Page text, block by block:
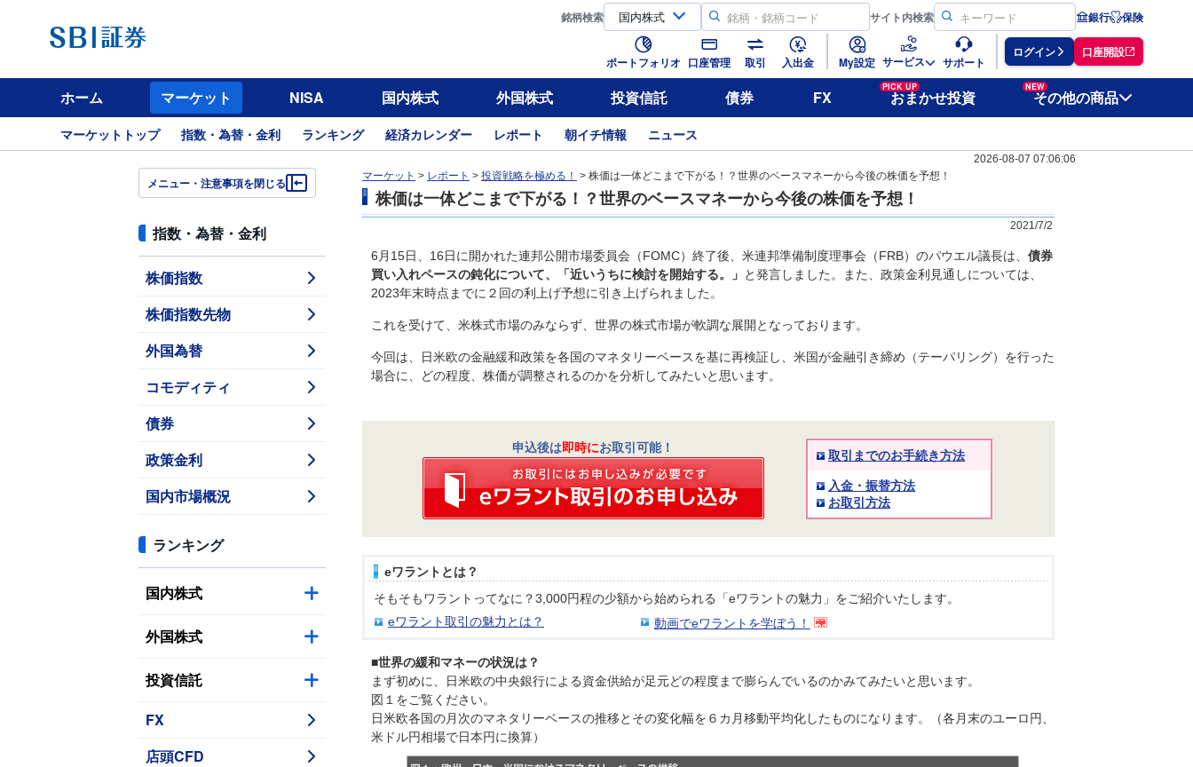
銘柄検索 サイト内検索 銀行 保険
ポートフォリオ 口座管理 取引 入出金 My設定 サービス サポート
ログイン 口座開設
ホーム マーケット NISA 国内株式 外国株式 投資信託 債券 FX
PICK UP
おまかせ投資
NEW
その他の商品
マーケットトップ 指数・為替・金利 ランキング 経済カレンダー レポート 朝イチ情報 ニュース
2026-08-07 07:06:06
メニュー・注意事項を閉じる
指数・為替・金利
株価指数
株価指数先物
外国為替
コモディティ
債券
政策金利
国内市場概況
ランキング
国内株式
外国株式
投資信託
FX
店頭CFD
マーケット > レポート > 投資戦略を極める！ > 株価は一体どこまで下がる！？世界のベースマネーから今後の株価を予想！
株価は一体どこまで下がる！？世界のベースマネーから今後の株価を予想！
2021/7/2
6月15日、16日に開かれた連邦公開市場委員会（FOMC）終了後、米連邦準備制度理事会（FRB）のパウエル議長は、 債券
買い入れペースの鈍化について、「近いうちに検討を開始する。」 と発言しました。また、政策金利見通しについては、
2023年末時点までに２回の利上げ予想に引き上げられました。
これを受けて、米株式市場のみならず、世界の株式市場が軟調な展開となっております。
今回は、日米欧の金融緩和政策を各国のマネタリーベースを基に再検証し、米国が金融引き締め（テーパリング）を行った
場合に、どの程度、株価が調整されるのかを分析してみたいと思います。
申込後は即時にお取引可能！
取引までのお手続き方法
入金・振替方法
お取引方法
eワラントとは？
そもそもワラントってなに？3,000円程の少額から始められる「eワラントの魅力」をご紹介いたします。
eワラント取引の魅力とは？
動画でeワラントを学ぼう！
■世界の緩和マネーの状況は？
まず初めに、日米欧の中央銀行による資金供給が足元どの程度まで膨らんでいるのかみてみたいと思います。
図１をご覧ください。
日米欧各国の月次のマネタリーベースの推移とその変化幅を６カ月移動平均化したものになります。（各月末のユーロ円、
米ドル円相場で日本円に換算）